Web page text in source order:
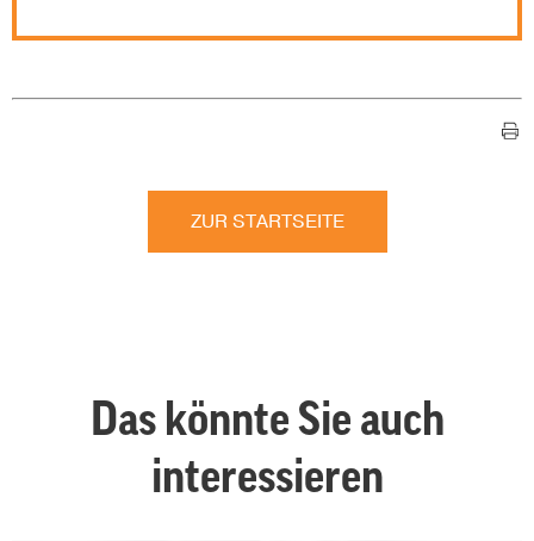
ZUR STARTSEITE
Das könnte Sie auch
interessieren